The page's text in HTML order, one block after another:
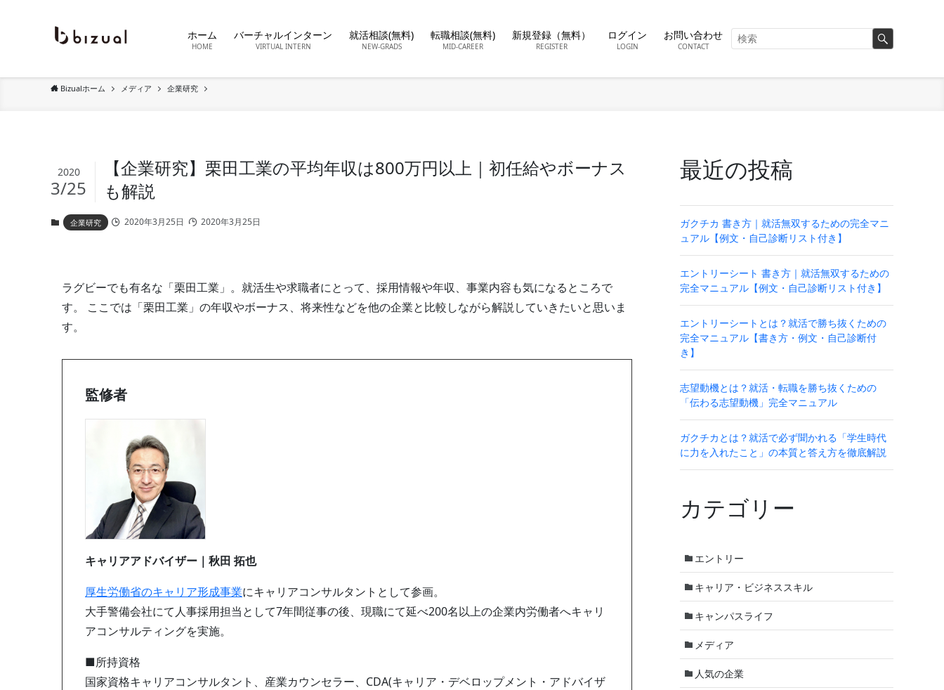
ホーム
HOME
バーチャルインターン
VIRTUAL INTERN
就活相談(無料)
NEW-GRADS
転職相談(無料)
MID-CAREER
新規登録（無料）
REGISTER
ログイン
LOGIN
お問い合わせ
CONTACT
Bizualホーム メディア 企業研究
【企業研究】栗田工業の平均年収は800万円以上｜初任給やボーナス
も解説
2020
3/25
企業研究 2020年3月25日 2020年3月25日
ラグビーでも有名な「栗田工業」。就活生や求職者にとって、採用情報や年収、事業内容も気になるところで
す。 ここでは「栗田工業」の年収やボーナス、将来性などを他の企業と比較しながら解説していきたいと思いま
す。
監修者
キャリアアドバイザー｜秋田 拓也
厚生労働省のキャリア形成事業にキャリアコンサルタントとして参画。
大手警備会社にて人事採用担当として7年間従事の後、現職にて延べ200名以上の企業内労働者へキャリ
アコンサルティングを実施。
■所持資格
国家資格キャリアコンサルタント、産業カウンセラー、CDA(キャリア・デベロップメント・アドバイザ
最近の投稿
ガクチカ 書き方｜就活無双するための完全マニ
ュアル【例文・自己診断リスト付き】
エントリーシート 書き方｜就活無双するための
完全マニュアル【例文・自己診断リスト付き】
エントリーシートとは？就活で勝ち抜くための
完全マニュアル【書き方・例文・自己診断付
き】
志望動機とは？就活・転職を勝ち抜くための
「伝わる志望動機」完全マニュアル
ガクチカとは？就活で必ず聞かれる「学生時代
に力を入れたこと」の本質と答え方を徹底解説
カテゴリー
エントリー
キャリア・ビジネススキル
キャンパスライフ
メディア
人気の企業